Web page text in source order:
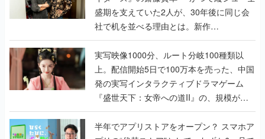
盛期を支えていた2人が、30年後に同じ会
社で机を並べる理由とは。新作
『TATSUJIN EXTREME』で初タッグを組
んだレジェンド2人に訊く開発秘話
実写映像1000分、ルート分岐100種類以
上。配信開始5日で100万本を売った、中国
発の実写インタラクティブドラマゲーム
『盛世天下：女帝への道II』の、規模が違
うこだわりをプロデューサーに聞いた
半年でアプリストアをオープン？ スマホア